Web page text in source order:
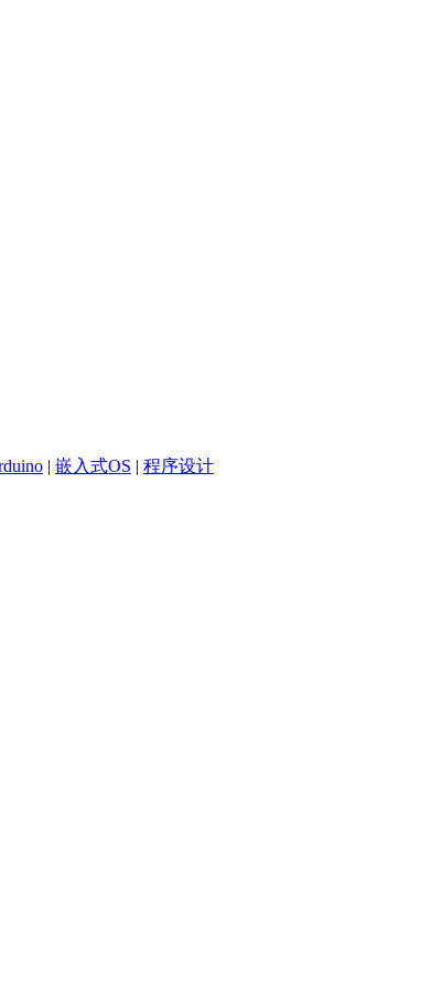
| 嵌入式OS | 程序设计